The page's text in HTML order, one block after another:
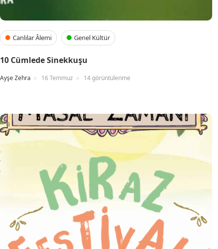
Canlılar Âlemi Genel Kültür
10 Cümlede Sinekkuşu
Ayşe Zehra 16 Temmuz 14 görüntülenme